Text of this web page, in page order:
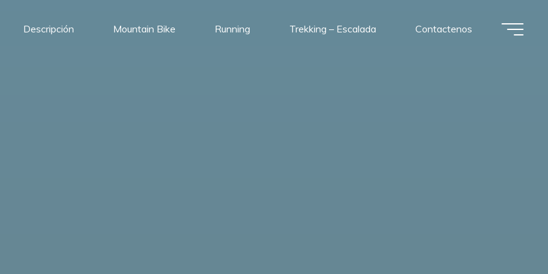
Descripción Mountain Bike Running Trekking – Escalada Contactenos